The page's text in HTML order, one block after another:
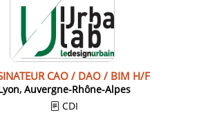
CAO / DAO / BIM H/F
Auvergne-Rhône-Alpes
CDI